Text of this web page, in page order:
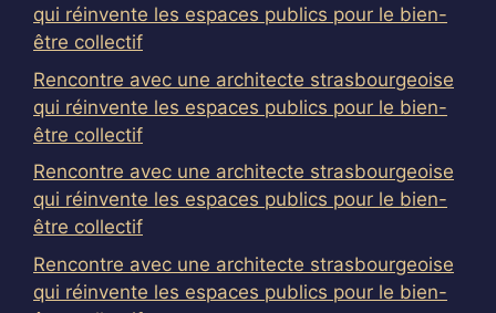
qui réinvente les espaces publics pour le bien-
être collectif
Rencontre avec une architecte strasbourgeoise
qui réinvente les espaces publics pour le bien-
être collectif
Rencontre avec une architecte strasbourgeoise
qui réinvente les espaces publics pour le bien-
être collectif
Rencontre avec une architecte strasbourgeoise
qui réinvente les espaces publics pour le bien-